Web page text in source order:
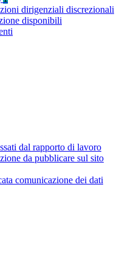
dirigenziali discrezionali
disponibili
dal rapporto di lavoro
da pubblicare sul sito
comunicazione dei dati